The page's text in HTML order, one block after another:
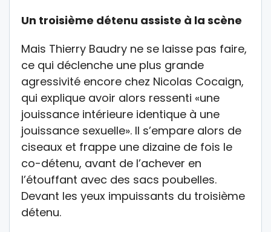
Un troisième détenu assiste à la scène
Mais Thierry Baudry ne se laisse pas faire,
ce qui déclenche une plus grande
agressivité encore chez Nicolas Cocaign,
qui explique avoir alors ressenti «une
jouissance intérieure identique à une
jouissance sexuelle». Il s’empare alors de
ciseaux et frappe une dizaine de fois le
co-détenu, avant de l’achever en
l’étouffant avec des sacs poubelles.
Devant les yeux impuissants du troisième
détenu.